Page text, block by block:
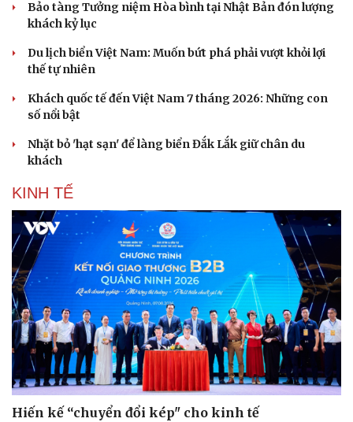
Bảo tàng Tưởng niệm Hòa bình tại Nhật Bản đón lượng
khách kỷ lục
Du lịch biển Việt Nam: Muốn bứt phá phải vượt khỏi lợi
thế tự nhiên
Khách quốc tế đến Việt Nam 7 tháng 2026: Những con
số nổi bật
Nhặt bỏ 'hạt sạn' để làng biển Đắk Lắk giữ chân du
khách
KINH TẾ
Hiến kế “chuyển đổi kép" cho kinh tế